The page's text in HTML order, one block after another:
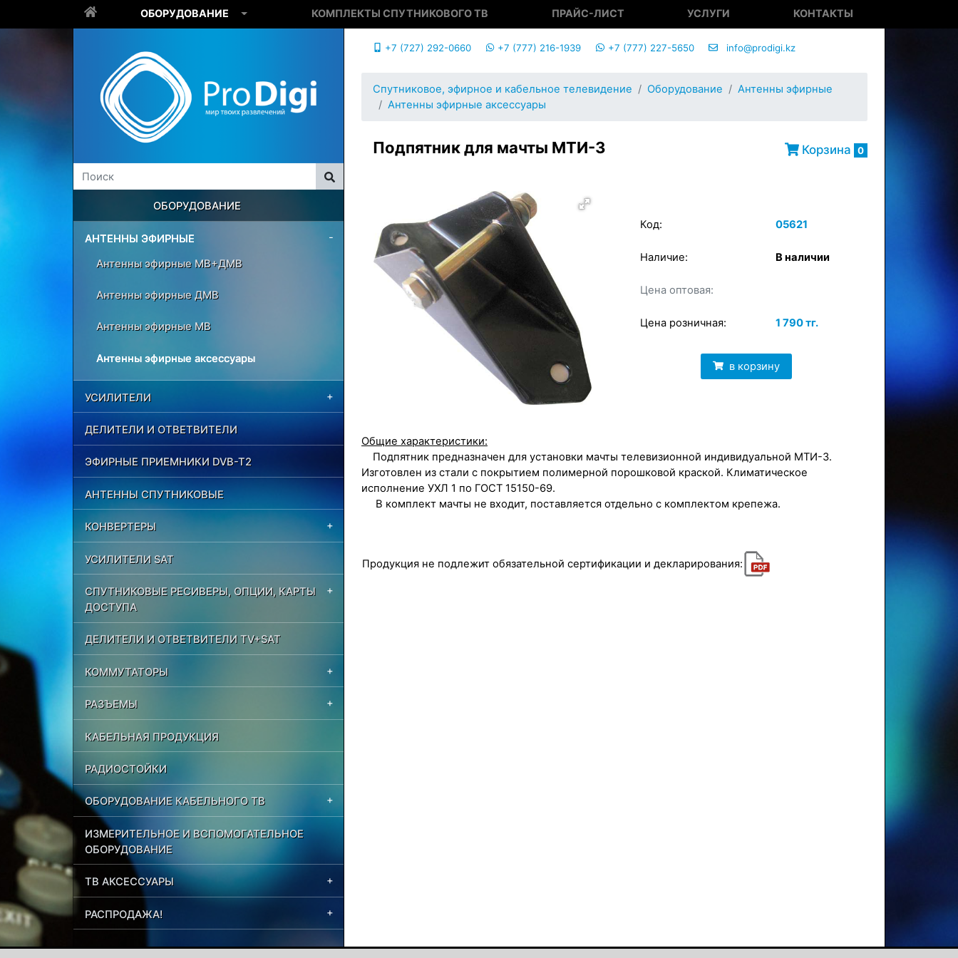
ОБОРУДОВАНИЕ КОМПЛЕКТЫ СПУТНИКОВОГО ТВ ПРАЙС-ЛИСТ УСЛУГИ КОНТАКТЫ
ОБОРУДОВАНИЕ
АНТЕННЫ ЭФИРНЫЕ -
Антенны эфирные МВ+ДМВ
Антенны эфирные ДМВ
Антенны эфирные МВ
Антенны эфирные аксессуары
УСИЛИТЕЛИ +
ДЕЛИТЕЛИ И ОТВЕТВИТЕЛИ
ЭФИРНЫЕ ПРИЕМНИКИ DVB-T2
АНТЕННЫ СПУТНИКОВЫЕ
КОНВЕРТЕРЫ +
УСИЛИТЕЛИ SAT
СПУТНИКОВЫЕ РЕСИВЕРЫ, ОПЦИИ, КАРТЫ
ДОСТУПА
+
ДЕЛИТЕЛИ И ОТВЕТВИТЕЛИ TV+SAT
КОММУТАТОРЫ +
РАЗЪЕМЫ +
КАБЕЛЬНАЯ ПРОДУКЦИЯ
РАДИОСТОЙКИ
ОБОРУДОВАНИЕ КАБЕЛЬНОГО ТВ +
ИЗМЕРИТЕЛЬНОЕ И ВСПОМОГАТЕЛЬНОЕ
ОБОРУДОВАНИЕ
ТВ АКСЕССУАРЫ +
РАСПРОДАЖА! +
+7 (727) 292-0660 +7 (777) 216-1939 +7 (777) 227-5650 info@prodigi.kz
Спутниковое, эфирное и кабельное телевидение Оборудование
Антенны эфирные
Антенны эфирные аксессуары
Подпятник для мачты МТИ-3 Корзина 0
Код: 05621
Наличие: В наличии
Цена оптовая:
Цена розничная: 1 790 тг.
в корзину
Общие характеристики:
Подпятник предназначен для установки мачты телевизионной индивидуальной МТИ-3.
Изготовлен из стали с покрытием полимерной порошковой краской. Климатическое
исполнение УХЛ 1 по ГОСТ 15150-69.
В комплект мачты не входит, поставляется отдельно с комплектом крепежа.
Продукция не подлежит обязательной сертификации и декларирования: